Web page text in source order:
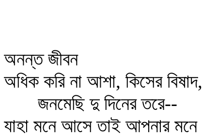
অনন্ত জীবন
অধিক করি না আশা, কিসের বিষাদ,
জনমেছি দু দিনের তরে--
যাহা মনে আসে তাই আপনার মনে